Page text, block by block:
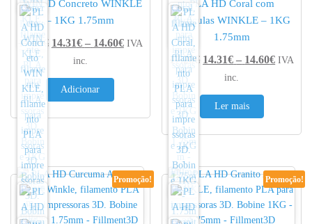
PLA HD Concreto WINKLE
– 1KG 1.75mm
17.20€ 14.31€ – 14.60€Price range: 14.31€ through 14.60€
IVA
inc.
Adicionar
PLA HD Coral com
Partículas WINKLE – 1KG
1.75mm
17.20€ 14.31€ – 14.60€Price
IVA
inc.
Ler mais
Promoção! Promoção!